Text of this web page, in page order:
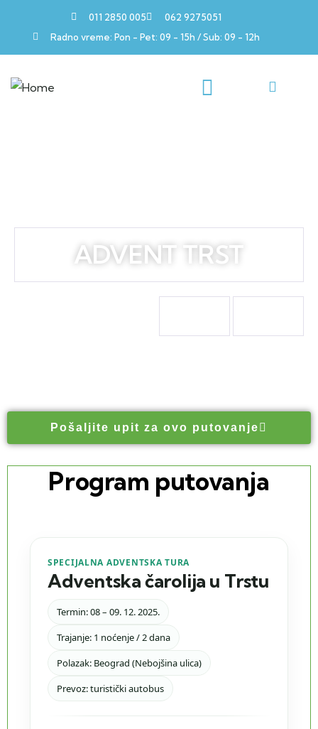
011 2850 005
062 9275051
Radno vreme: Pon - Pet: 09 - 15h / Sub: 09 - 12h
ADVENT TRST
Pošaljite upit za ovo putovanje
Program putovanja
SPECIJALNA ADVENTSKA TURA
Adventska čarolija u Trstu
Termin: 08 – 09. 12. 2025.
Trajanje: 1 noćenje / 2 dana
Polazak: Beograd (Nebojšina ulica)
Prevoz: turistički autobus